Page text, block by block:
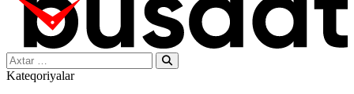
Search…
Kateqoriyalar